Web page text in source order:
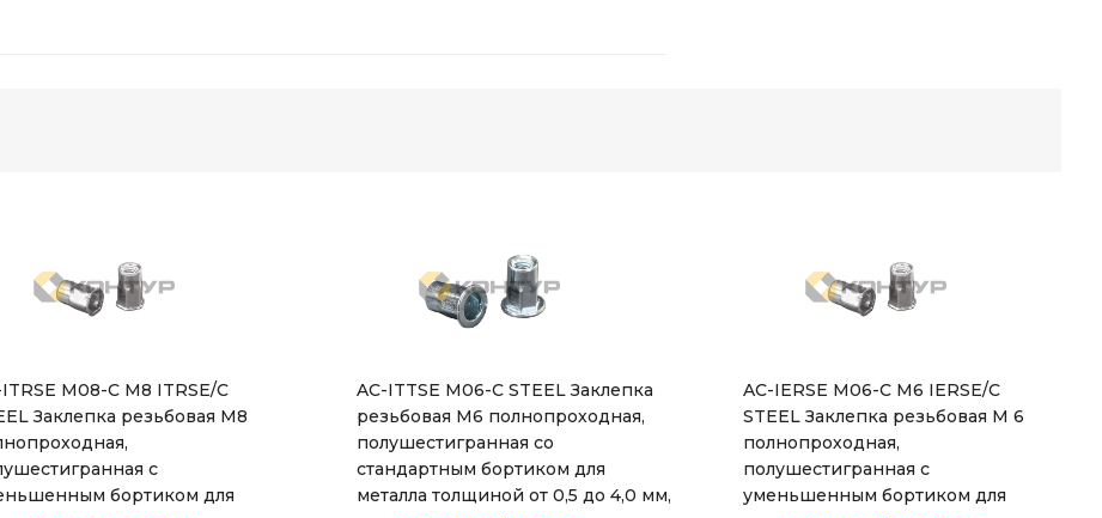
M08-C M8 ITRSE/C
Заклепка резьбовая М8
с
бортиком для
AC-ITTSE M06-C STEEL Заклепка
резьбовая М6 полнопроходная,
полушестигранная со
стандартным бортиком для
металла толщиной от 0,5 до 4,0 мм,
AC-IERSE M06-C M6 IERSE/C
STEEL Заклепка резьбовая М 6
полнопроходная,
полушестигранная с
уменьшенным бортиком для